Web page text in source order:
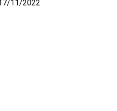
11/2022